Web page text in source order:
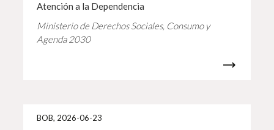
Atención a la Dependencia
Ministerio de Derechos Sociales, Consumo y
Agenda 2030
BOB, 2026-06-23